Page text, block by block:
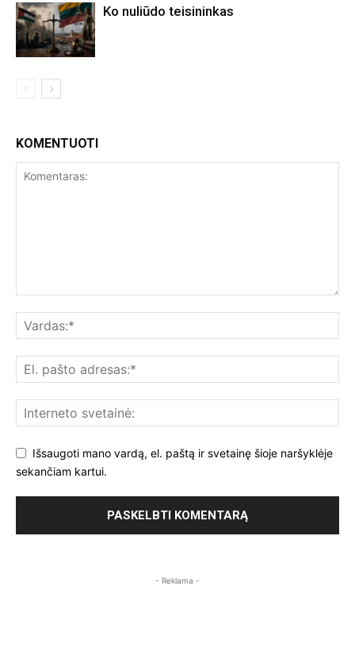
Ko nuliūdo teisininkas
KOMENTUOTI
Išsaugoti mano vardą, el. paštą ir svetainę šioje naršyklėje
sekančiam kartui.
- Reklama -